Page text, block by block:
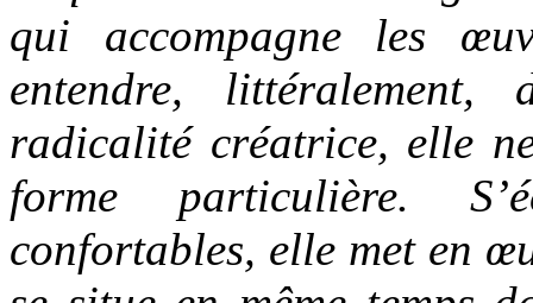
qui accompagne les
entendre,
radicalité créatrice, elle
forme particulière.
confortables, elle met en